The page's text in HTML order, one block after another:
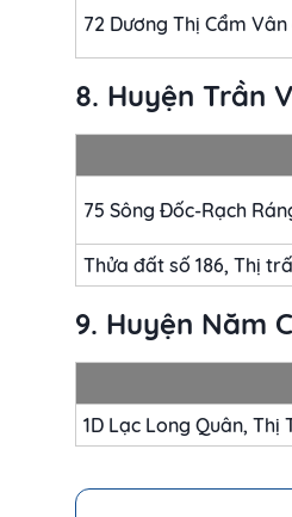
72 Dương Thị Cẩm
8. Huyện Trần
75 Sông Đốc-Rạch
Thửa đất số 186, Thị
9. Huyện Năm
1D Lạc Long Quân, Thị